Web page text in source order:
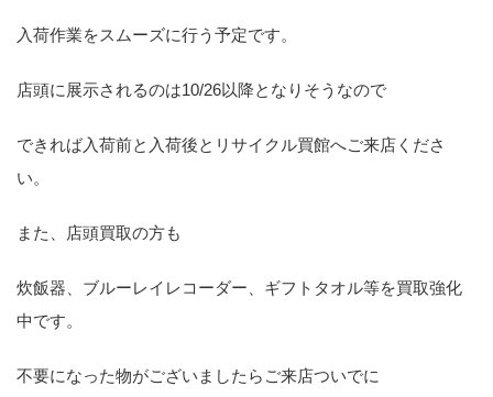
入荷作業をスムーズに行う予定です。
店頭に展示されるのは10/26以降となりそうなので
できれば入荷前と入荷後とリサイクル買館へご来店くださ
い。
また、店頭買取の方も
炊飯器、ブルーレイレコーダー、ギフトタオル等を買取強化
中です。
不要になった物がございましたらご来店ついでに